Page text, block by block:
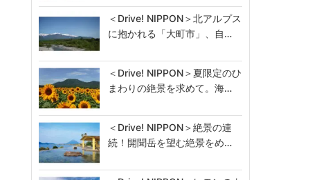
＜Drive! NIPPON＞北アルプス
に抱かれる「大町市」、自…
＜Drive! NIPPON＞夏限定のひ
まわりの絶景を求めて。海…
＜Drive! NIPPON＞絶景の連
続！開聞岳を望む絶景をめ…